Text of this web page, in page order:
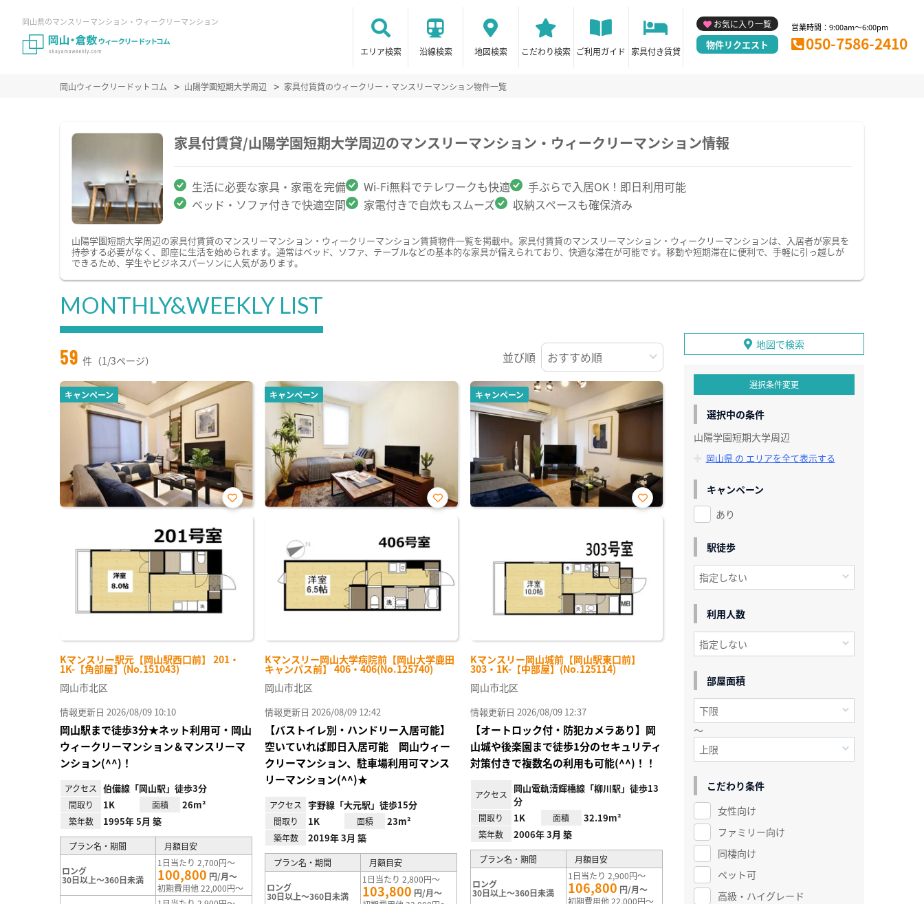
岡山県のマンスリーマンション・ウィークリーマンション
エリア検索 沿線検索 地図検索 こだわり検索 ご利用ガイド 家具付き賃貸
お気に入り一覧
物件リクエスト
営業時間：9:00am～6:00pm
050-7586-2410
岡山ウィークリードットコム 山陽学園短期大学周辺 家具付賃貸のウィークリー・マンスリーマンション物件一覧
家具付賃貸/山陽学園短期大学周辺のマンスリーマンション・ウィークリーマンション情報
生活に必要な家具・家電を完備 Wi-Fi無料でテレワークも快適
手ぶらで入居OK！即日利用可能
ベッド・ソファ付きで快適空間
家電付きで自炊もスムーズ 収納スペースも確保済み
山陽学園短期大学周辺の家具付賃貸のマンスリーマンション・ウィークリーマンション賃貸物件一覧を掲載中。家具付賃貸のマンスリーマンション・ウィークリーマンションは、入居者が家具を
持参する必要がなく、即座に生活を始められます。通常はベッド、ソファ、テーブルなどの基本的な家具が備えられており、快適な滞在が可能です。移動や短期滞在に便利で、手軽に引っ越しが
できるため、学生やビジネスパーソンに人気があります。
MONTHLY&WEEKLY LIST
59 件（1/3ページ） 並び順
キャンペーン
Kマンスリー駅元【岡山駅西口前】 201・
1K-【角部屋】(No.151043)
お気
岡山市北区
情報更新日 2026/08/09 10:10
岡山駅まで徒歩3分★ネット利用可・岡山
ウィークリーマンション＆マンスリーマ
ンション(^^)！
アクセス 伯備線「岡山駅」徒歩3分
間取り 1K 面積 26m²
築年数 1995年 5月 築
プラン名・期間 月額目安
ロング
30日以上～360日未満
1日当たり 2,700円～
100,800 円/月～
初期費用他 22,000円～
キャンペーン
Kマンスリー岡山大学病院前【岡山大学鹿田
キャンパス前】 406・406(No.125740)
お気
り登
録
岡山市北区
情報更新日 2026/08/09 12:42
【バストイレ別・ハンドリー入居可能】
空いていれば即日入居可能 岡山ウィー
クリーマンション、駐車場利用可マンス
リーマンション(^^)★
アクセス 宇野線「大元駅」徒歩15分
間取り 1K 面積 23m²
築年数 2019年 3月 築
プラン名・期間 月額目安
ロング
30日以上～360日未満
1日当たり 2,800円～
103,800 円/月～
キャンペーン
Kマンスリー岡山城前【岡山駅東口前】
303・1K-【中部屋】(No.125114)
お気
録
岡山市北区
情報更新日 2026/08/09 12:37
【オートロック付・防犯カメラあり】岡
山城や後楽園まで徒歩1分のセキュリティ
対策付きで複数名の利用も可能(^^)！！
アクセス
岡山電軌清輝橋線「柳川駅」徒歩13
分
間取り 1K 面積 32.19m²
築年数 2006年 3月 築
プラン名・期間 月額目安
ロング
30日以上～360日未満
1日当たり 2,900円～
106,800 円/月～
初期費用他 22,000円～
地図で検索
選択条件変更
選択中の条件
山陽学園短期大学周辺
岡山県 の エリアを全て表示する
キャンペーン
あり
駅徒歩
利用人数
部屋面積
～
こだわり条件
女性向け
ファミリー向け
同棲向け
ペット可
高級・ハイグレード